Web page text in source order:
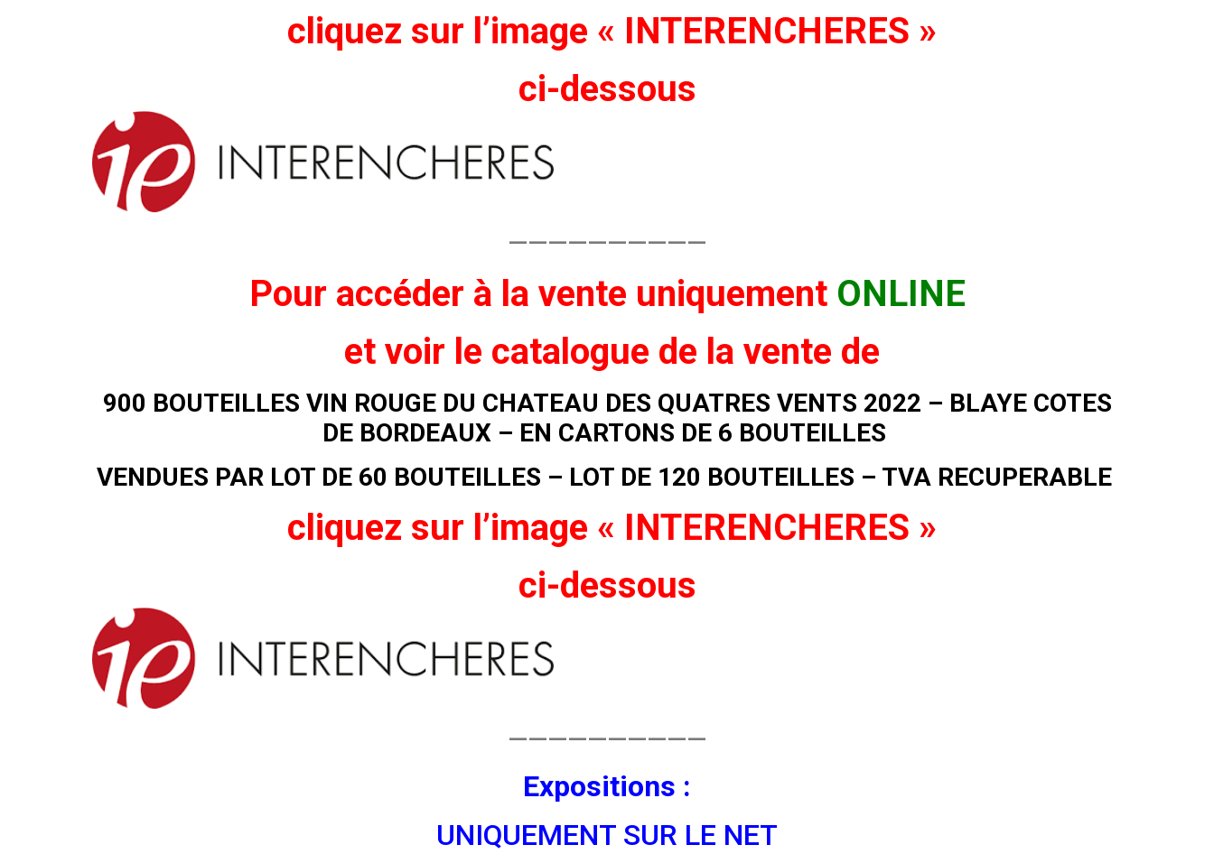
cliquez sur l’image « INTERENCHERES »
ci-dessous
——————————
Pour accéder à la vente uniquement ONLINE
et voir le catalogue de la vente de
900 BOUTEILLES VIN ROUGE DU CHATEAU DES QUATRES VENTS 2022 – BLAYE COTES
DE BORDEAUX – EN CARTONS DE 6 BOUTEILLES
VENDUES PAR LOT DE 60 BOUTEILLES – LOT DE 120 BOUTEILLES – TVA RECUPERABLE
cliquez sur l’image « INTERENCHERES »
ci-dessous
——————————
Expositions :
UNIQUEMENT SUR LE NET